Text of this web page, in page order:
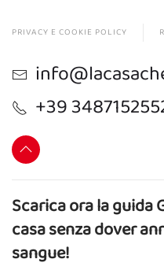
PRIVACY E COOKIE POLICY
+39
Scarica ora la guida
casa senza dover
sangue!